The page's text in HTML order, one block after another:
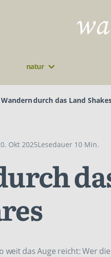
natur
Wandern durch das Land
Okt 2025Lesedauer 10 Min.
das Auge reicht: Wer